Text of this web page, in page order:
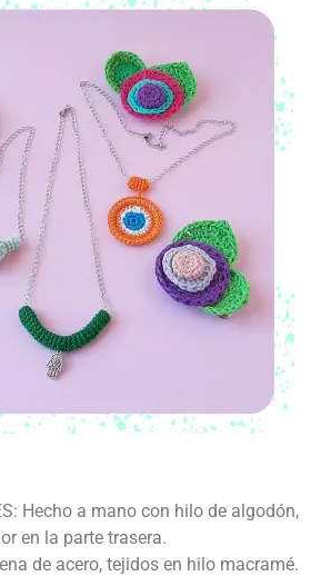
Hecho a mano con hilo de algodón,
en la parte trasera.
de acero, tejidos en hilo macramé.